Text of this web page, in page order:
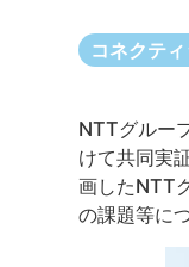
コネクテ
NTTグルー
けて共同実
画したNTT
の課題等に